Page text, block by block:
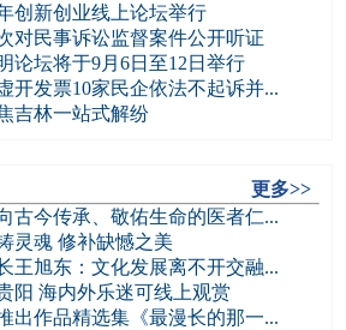
创新创业线上论坛举行
对民事诉讼监督案件公开听证
论坛将于9月6日至12日举行
开发票10家民企依法不起诉并...
吉林一站式解纷
更多>>
古今传承、敬佑生命的医者仁...
灵魂 修补缺憾之美
王旭东：文化发展离不开交融...
阳 海内外乐迷可线上观赏
出作品精选集《最漫长的那一...